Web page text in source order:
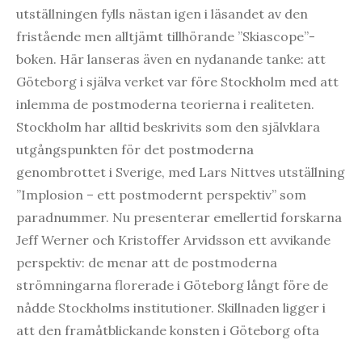
utställningen fylls nästan igen i läsandet av den
fristående men alltjämt tillhörande ”Skiascope”-
boken. Här lanseras även en nydanande tanke: att
Göteborg i själva verket var före Stockholm med att
inlemma de postmoderna teorierna i realiteten.
Stockholm har alltid beskrivits som den självklara
utgångspunkten för det postmoderna
genombrottet i Sverige, med Lars Nittves utställning
”Implosion – ett postmodernt perspektiv” som
paradnummer. Nu presenterar emellertid forskarna
Jeff Werner och Kristoffer Arvidsson ett avvikande
perspektiv: de menar att de postmoderna
strömningarna florerade i Göteborg långt före de
nådde Stockholms institutioner. Skillnaden ligger i
att den framåtblickande konsten i Göteborg ofta